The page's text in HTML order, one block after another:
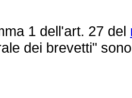
1 dell'art. 27 del
dei brevetti"